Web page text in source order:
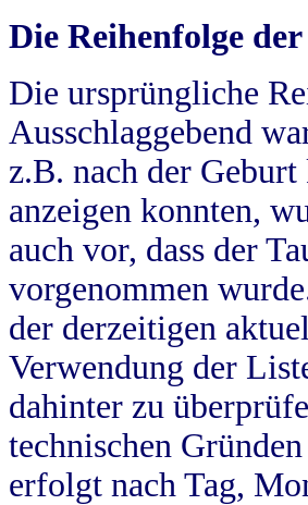
Die Reihenfolge
Die ursprüngliche
Ausschlaggebend
z.B. nach der
anzeigen konnten,
auch vor, dass der
vorgenommen
der derzeitigen
Verwendung der
dahinter zu
technischen
erfolgt nach Tag,